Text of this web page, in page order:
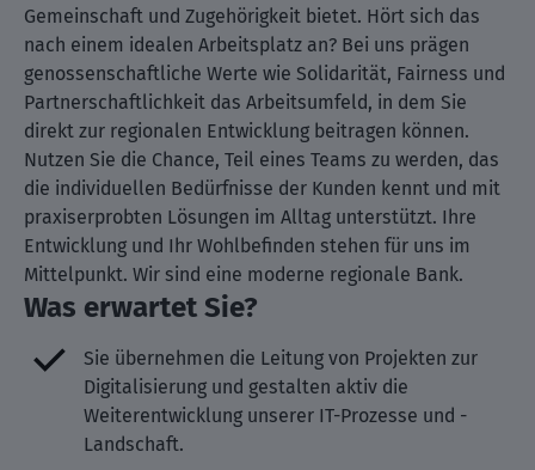
Gemeinschaft und Zugehörigkeit bietet. Hört sich das
nach einem idealen Arbeitsplatz an? Bei uns prägen
genossenschaftliche Werte wie Solidarität, Fairness und
Partnerschaftlichkeit das Arbeitsumfeld, in dem Sie
direkt zur regionalen Entwicklung beitragen können.
Nutzen Sie die Chance, Teil eines Teams zu werden, das
die individuellen Bedürfnisse der Kunden kennt und mit
praxiserprobten Lösungen im Alltag unterstützt. Ihre
Entwicklung und Ihr Wohlbefinden stehen für uns im
Mittelpunkt. Wir sind eine moderne regionale Bank.
Was erwartet Sie?
Sie übernehmen die Leitung von Projekten zur
Digitalisierung und gestalten aktiv die
Weiterentwicklung unserer IT-Prozesse und -
Landschaft.